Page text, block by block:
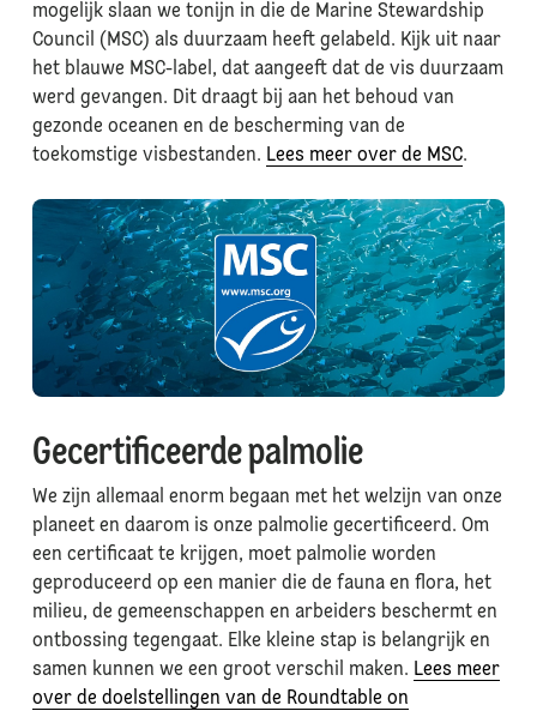
mogelijk slaan we tonijn in die de Marine Stewardship
Council (MSC) als duurzaam heeft gelabeld. Kijk uit naar
het blauwe MSC-label, dat aangeeft dat de vis duurzaam
werd gevangen. Dit draagt bij aan het behoud van
gezonde oceanen en de bescherming van de
toekomstige visbestanden. Lees meer over de MSC.
Gecertificeerde palmolie
We zijn allemaal enorm begaan met het welzijn van onze
planeet en daarom is onze palmolie gecertificeerd. Om
een certificaat te krijgen, moet palmolie worden
geproduceerd op een manier die de fauna en flora, het
milieu, de gemeenschappen en arbeiders beschermt en
ontbossing tegengaat. Elke kleine stap is belangrijk en
samen kunnen we een groot verschil maken. Lees meer
over de doelstellingen van de Roundtable on